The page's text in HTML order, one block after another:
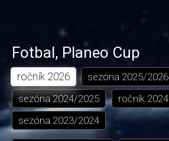
Fotbal, Planeo Cup
ročník 2026 sezóna 2025/2026
sezóna 2024/2025 ročník 2024
sezóna 2023/2024